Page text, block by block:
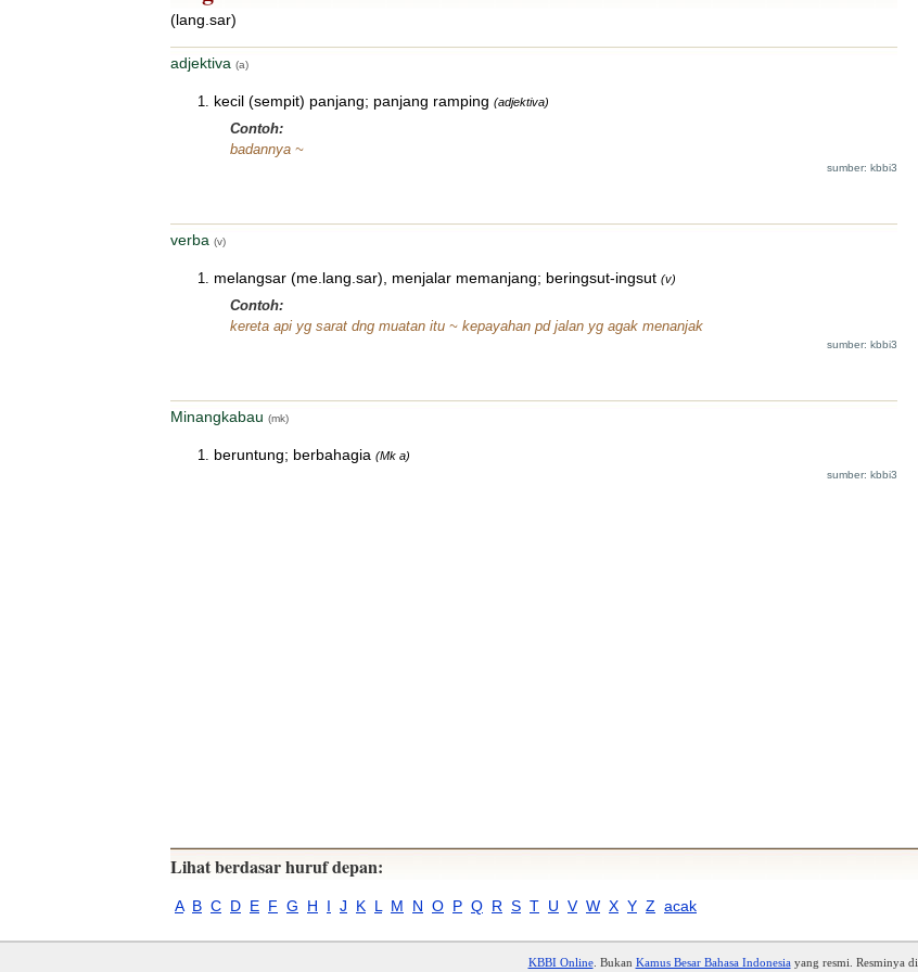
(lang.sar)
adjektiva (a)
kecil (sempit) panjang; panjang ramping (adjektiva)
Contoh:
badannya ~
sumber: kbbi3
verba (v)
melangsar (me.lang.sar), menjalar memanjang; beringsut-ingsut (v)
Contoh:
kereta api yg sarat dng muatan itu ~ kepayahan pd jalan yg agak menanjak
sumber: kbbi3
Minangkabau (mk)
beruntung; berbahagia (Mk a)
sumber: kbbi3
Lihat berdasar huruf depan:
A B C D E F G H I J K L M N O P Q R S T U V W X Y Z acak
KBBI Online. Bukan Kamus Besar Bahasa Indonesiayang resmi. Resminya di